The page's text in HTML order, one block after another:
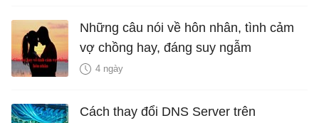
Những câu nói về hôn nhân, tình cảm
vợ chồng hay, đáng suy ngẫm
4 ngày
Cách thay đổi DNS Server trên